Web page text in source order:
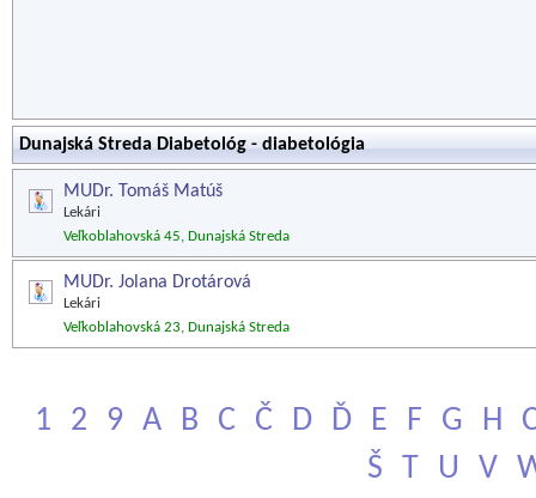
Dunajská Streda Diabetológ - diabetológia
MUDr. Tomáš Matúš
Lekári
Veľkoblahovská 45, Dunajská Streda
MUDr. Jolana Drotárová
Lekári
Veľkoblahovská 23, Dunajská Streda
1 2 9 A B C Č D Ď E F G H
Š
T U V